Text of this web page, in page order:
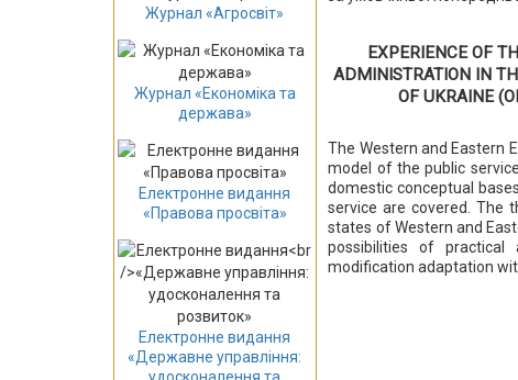
Журнал «Агросвіт»
Журнал «Економіка та
держава»
Електронне видання
«Правова просвіта»
Електронне видання
«Державне управління:
EXPERIENCE OF
ADMINISTRATION IN
OF UKRAINE
The Western and Eastern
model of the public
domestic conceptual
service are covered. The
states of Western and
possibilities of practical
modification adaptation